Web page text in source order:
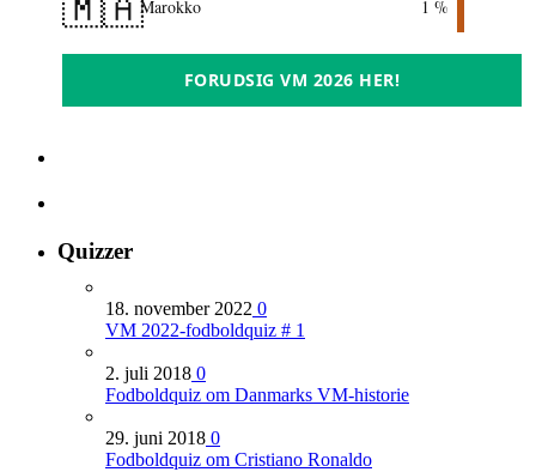
Marokko 1 %
FORUDSIG VM 2026 HER!
Quizzer
18. november 2022 0
VM 2022-fodboldquiz # 1
2. juli 2018 0
Fodboldquiz om Danmarks VM-historie
29. juni 2018 0
Fodboldquiz om Cristiano Ronaldo